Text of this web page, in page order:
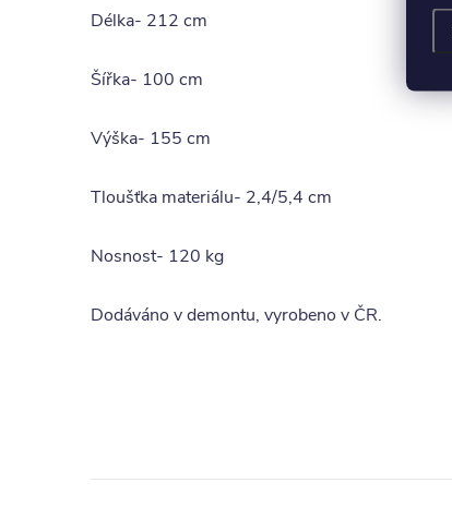
Délka- 212 cm
Šířka- 100 cm
Výška- 155 cm
Tloušťka materiálu- 2,4/5,4 cm
Nosnost- 120 kg
Dodáváno v demontu, vyrobeno v ČR.